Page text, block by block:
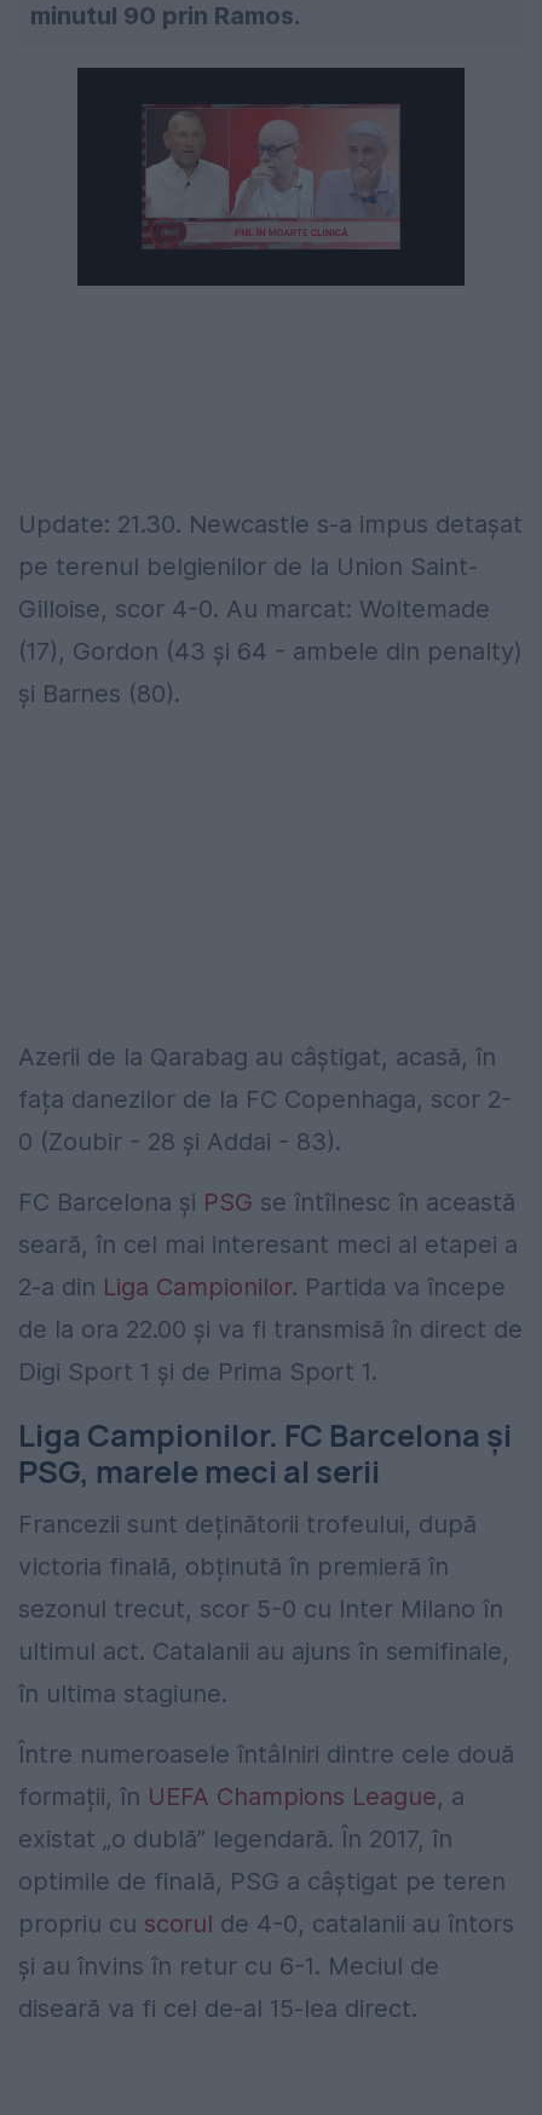
minutul 90 prin Ramos.
Update: 21.30. Newcastle s-a impus detașat
pe terenul belgienilor de la Union Saint-
Gilloise, scor 4-0. Au marcat: Woltemade
(17), Gordon (43 și 64 - ambele din penalty)
și Barnes (80).
Azerii de la Qarabag au câștigat, acasă, în
fața danezilor de la FC Copenhaga, scor 2-
0 (Zoubir - 28 și Addai - 83).
FC Barcelona și PSG se întîlnesc în această
seară, în cel mai interesant meci al etapei a
2-a din Liga Campionilor. Partida va începe
de la ora 22.00 și va fi transmisă în direct de
Digi Sport 1 și de Prima Sport 1.
Liga Campionilor. FC Barcelona și
PSG, marele meci al serii
Francezii sunt deținătorii trofeului, după
victoria finală, obținută în premieră în
sezonul trecut, scor 5-0 cu Inter Milano în
ultimul act. Catalanii au ajuns în semifinale,
în ultima stagiune.
Între numeroasele întâlniri dintre cele două
formații, în UEFA Champions League, a
existat „o dublă” legendară. În 2017, în
optimile de finală, PSG a câștigat pe teren
propriu cu scorul de 4-0, catalanii au întors
și au învins în retur cu 6-1. Meciul de
diseară va fi cel de-al 15-lea direct.